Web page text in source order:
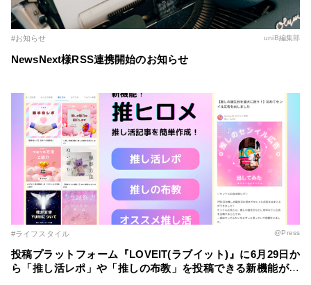
#お知らせ uniB編集部
NewsNext様RSS連携開始のお知らせ
#ライフスタイル @Press
投稿プラットフォーム『LOVEIT(ラブイット)』に6月29日か
ら「推し活レポ」や「推しの布教」を投稿できる新機能が登